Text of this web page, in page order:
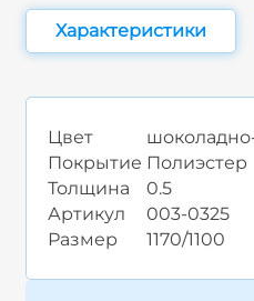
Характеристики
Цвет
Покрытие Полиэстер
Толщина
0.5
Артикул
003-0325
Размер
1170/1100